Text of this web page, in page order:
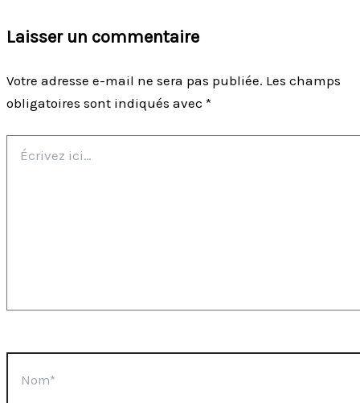
Laisser un commentaire
Votre adresse e-mail ne sera pas publiée. Les champs
obligatoires sont indiqués avec *
ici…